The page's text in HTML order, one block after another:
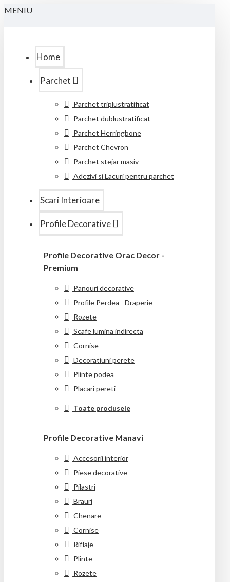
MENIU
Home
Parchet
Parchet triplustratificat
Parchet dublustratificat
Parchet Herringbone
Parchet Chevron
Parchet stejar masiv
Adezivi si Lacuri pentru parchet
Scari Interioare
Profile Decorative
Profile Decorative Orac Decor -
Premium
Panouri decorative
Profile Perdea - Draperie
Rozete
Scafe lumina indirecta
Cornise
Decoratiuni perete
Plinte podea
Placari pereti
Toate produsele
Profile Decorative Manavi
Accesorii interior
Piese decorative
Pilastri
Brauri
Chenare
Cornise
Riflaje
Plinte
Rozete